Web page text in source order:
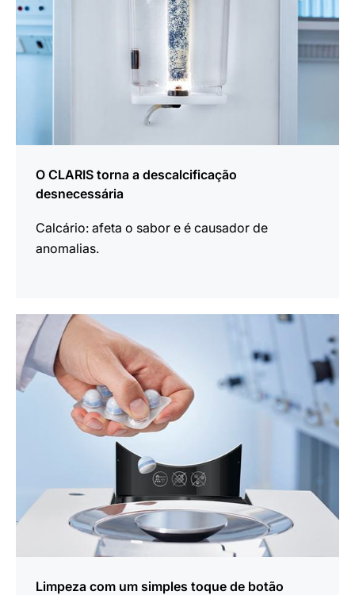
O CLARIS torna a descalcificação
desnecessária
Calcário: afeta o sabor e é causador de
anomalias.
Limpeza com um simples toque de botão
mais
informações